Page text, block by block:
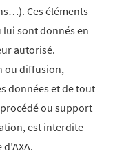
Ces éléments
lui sont donnés en
autorisé.
ou diffusion,
données et de tout
ou support
est interdite